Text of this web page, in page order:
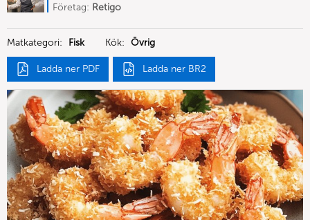
Företag: Retigo
Matkategori: Fisk Kök: Övrig
Ladda ner PDF Ladda ner BR2